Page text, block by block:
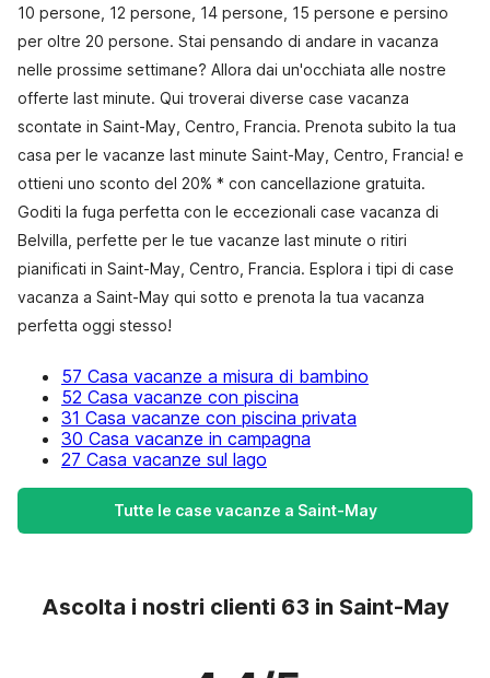
10 persone, 12 persone, 14 persone, 15 persone e persino
per oltre 20 persone. Stai pensando di andare in vacanza
nelle prossime settimane? Allora dai un'occhiata alle nostre
offerte last minute. Qui troverai diverse case vacanza
scontate in Saint-May, Centro, Francia. Prenota subito la tua
casa per le vacanze last minute Saint-May, Centro, Francia! e
ottieni uno sconto del 20% * con cancellazione gratuita.
Goditi la fuga perfetta con le eccezionali case vacanza di
Belvilla, perfette per le tue vacanze last minute o ritiri
pianificati in Saint-May, Centro, Francia. Esplora i tipi di case
vacanza a Saint-May qui sotto e prenota la tua vacanza
perfetta oggi stesso!
57 Casa vacanze a misura di bambino
52 Casa vacanze con piscina
31 Casa vacanze con piscina privata
30 Casa vacanze in campagna
27 Casa vacanze sul lago
Tutte le case vacanze a Saint-May
Ascolta i nostri clienti 63 in Saint-May